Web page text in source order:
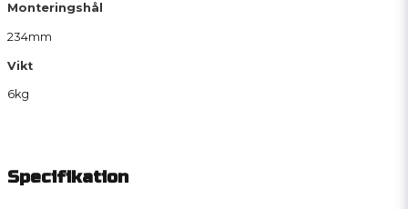
Monteringshål
234mm
Vikt
6kg
Specifikation